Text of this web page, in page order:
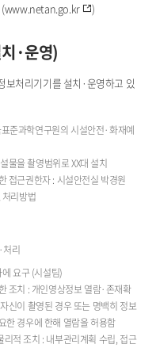
www.netan.go.kr )
·운영)
보처리기기를 설치·운영하고 있
준과학연구원의 시설안전·화재예
물을 촬영범위로 XX대 설치
접근권한자 : 시설안전실 박경원
리방법
처리
요구 (시설팀)
조치 : 개인영상정보 열람·존재확
신이 촬영된 경우 또는 명백히 정보
한 경우에 한해 열람을 허용함
적 조치 : 내부관리계획 수립, 접근